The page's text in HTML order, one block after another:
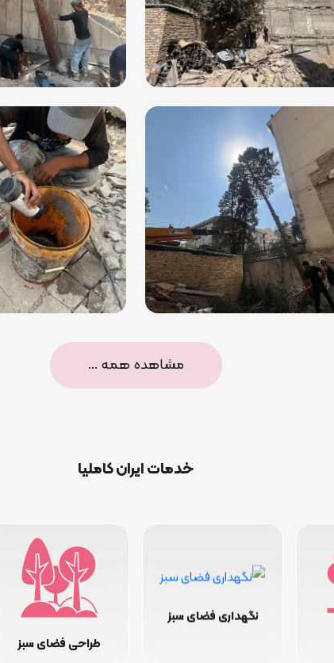
مشاهده همه ...
خدمات ایران کاملیا
نگهداری فضای سبز
طراحی فضای سبز